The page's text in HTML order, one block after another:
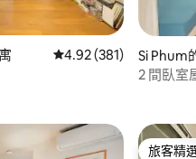
滿分 5 分）
從 381 則評價中獲得
4.92 (381)
Si Phum
2 間臥室
旅客精